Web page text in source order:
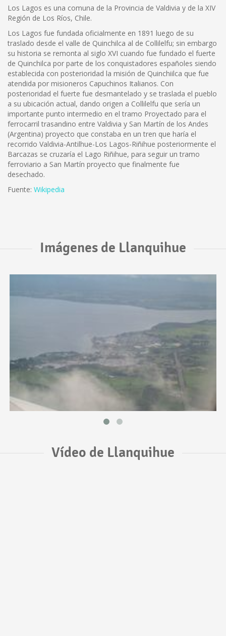
Los Lagos es una comuna de la Provincia de Valdivia y de la XIV
Región de Los Ríos, Chile.
Los Lagos fue fundada oficialmente en 1891 luego de su
traslado desde el valle de Quinchilca al de Collilelfu; sin embargo
su historia se remonta al siglo XVI cuando fue fundado el fuerte
de Quinchilca por parte de los conquistadores españoles siendo
establecida con posterioridad la misión de Quinchiilca que fue
atendida por misioneros Capuchinos Italianos. Con
posterioridad el fuerte fue desmantelado y se traslada el pueblo
a su ubicación actual, dando origen a Collilelfu que sería un
importante punto intermedio en el tramo Proyectado para el
ferrocarril trasandino entre Valdivia y San Martín de los Andes
(Argentina) proyecto que constaba en un tren que haría el
recorrido Valdivia-Antilhue-Los Lagos-Riñihue posteriormente el
Barcazas se cruzaría el Lago Riñihue, para seguir un tramo
ferroviario a San Martín proyecto que finalmente fue
desechado.
Fuente: Wikipedia
Imágenes de Llanquihue
Vídeo de Llanquihue